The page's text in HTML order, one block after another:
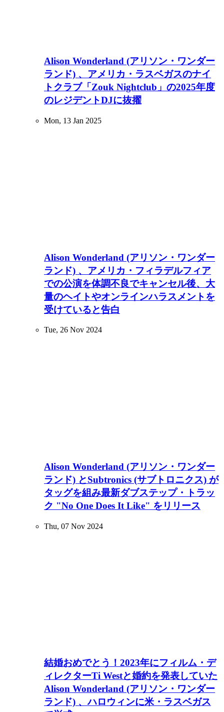
Alison Wonderland (アリソン・ワンダー
ランド) 、アメリカ・ラスベガスのナイ
トクラブ「Zouk Nightclub」の2025年度
のレジデントDJに抜擢
Mon, 13 Jan 2025
Alison Wonderland (アリソン・ワンダー
ランド) 、アメリカ・フィラデルフィア
での公演を体調不良でキャンセル後、大
量のヘイトやオンラインハラスメントを
受けていると告白
Tue, 26 Nov 2024
Alison Wonderland (アリソン・ワンダー
ランド) とSubtronics (サブトロニクス) が
タッグを組み最新ダブステップ・トラッ
ク "No One Does It Like" をリリース
Thu, 07 Nov 2024
結婚おめでとう！2023年にフィルム・デ
ィレクターTi Westと婚約を発表していた
Alison Wonderland (アリソン・ワンダー
ランド) 、ハロウィンに米・ラスベガス